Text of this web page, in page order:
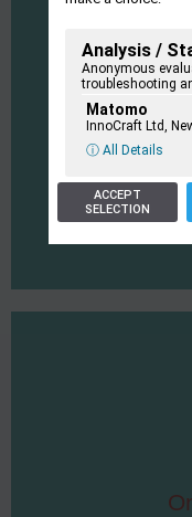
udvikle
Analysis /
Anonymous
troubleshooting
Matomo
InnoCraft Ltd,
ⓘ All Details
ACCEPT
SELECTION